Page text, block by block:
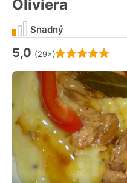
Oliviera
Hodnocení receptu je
5,0 (29×)
Snadný